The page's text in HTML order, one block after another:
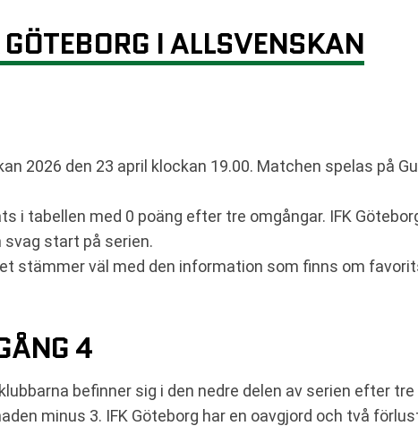
I ALLSVENSKAN
2026 den 23 april klockan 19.00. Matchen spelas på
i tabellen med 0 poäng efter tre omgångar. IFK
start på serien.
stämmer väl med den information som finns om
4
befinner sig i den nedre delen av serien efter
minus 3. IFK Göteborg har en oavgjord och två